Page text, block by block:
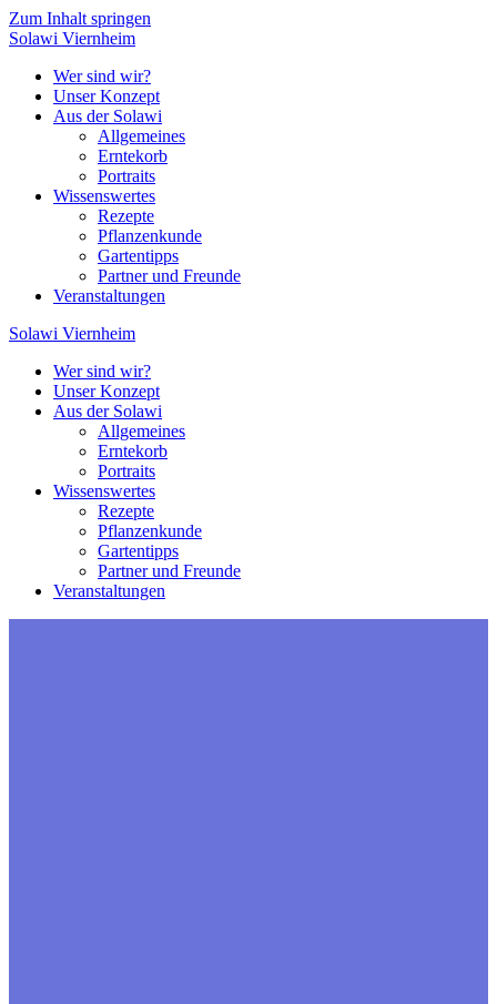
Zum Inhalt springen
Solawi Viernheim
Wer sind wir?
Unser Konzept
Aus der Solawi
Allgemeines
Erntekorb
Portraits
Wissenswertes
Rezepte
Pflanzenkunde
Gartentipps
Partner und Freunde
Veranstaltungen
Solawi Viernheim
Wer sind wir?
Unser Konzept
Aus der Solawi
Allgemeines
Erntekorb
Portraits
Wissenswertes
Rezepte
Pflanzenkunde
Gartentipps
Partner und Freunde
Veranstaltungen